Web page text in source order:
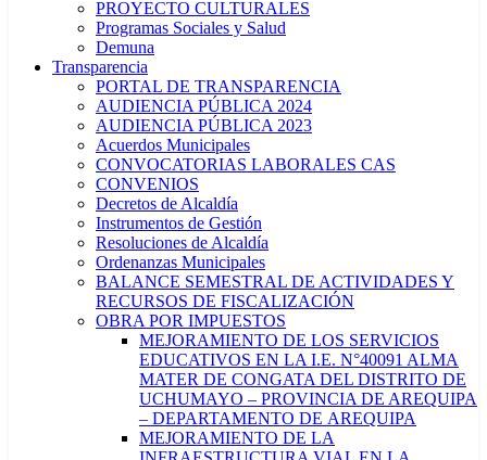
PROYECTO CULTURALES
Programas Sociales y Salud
Demuna
Transparencia
PORTAL DE TRANSPARENCIA
AUDIENCIA PÚBLICA 2024
AUDIENCIA PÚBLICA 2023
Acuerdos Municipales
CONVOCATORIAS LABORALES CAS
CONVENIOS
Decretos de Alcaldía
Instrumentos de Gestión
Resoluciones de Alcaldía
Ordenanzas Municipales
BALANCE SEMESTRAL DE ACTIVIDADES Y
RECURSOS DE FISCALIZACIÓN
OBRA POR IMPUESTOS
MEJORAMIENTO DE LOS SERVICIOS
EDUCATIVOS EN LA I.E. N°40091 ALMA
MATER DE CONGATA DEL DISTRITO DE
UCHUMAYO – PROVINCIA DE AREQUIPA
– DEPARTAMENTO DE AREQUIPA
MEJORAMIENTO DE LA